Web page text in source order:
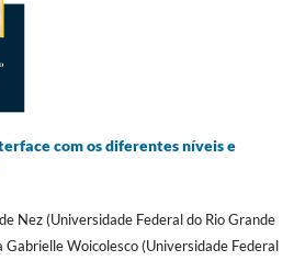
com os diferentes níveis e
Nez (Universidade Federal do Rio Grande
Gabrielle Woicolesco (Universidade Federal